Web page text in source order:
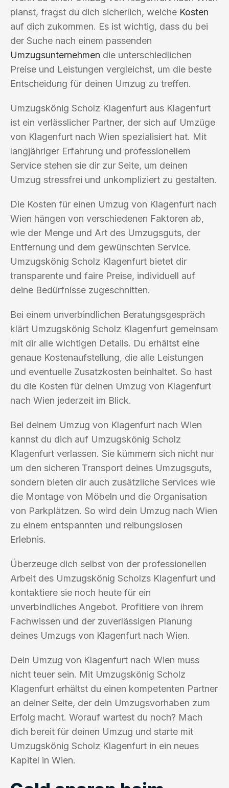
planst, fragst du dich sicherlich, welche Kosten
auf dich zukommen. Es ist wichtig, dass du bei
der Suche nach einem passenden
Umzugsunternehmen die unterschiedlichen
Preise und Leistungen vergleichst, um die beste
Entscheidung für deinen Umzug zu treffen.
Umzugskönig Scholz Klagenfurt aus Klagenfurt
ist ein verlässlicher Partner, der sich auf Umzüge
von Klagenfurt nach Wien spezialisiert hat. Mit
langjähriger Erfahrung und professionellem
Service stehen sie dir zur Seite, um deinen
Umzug stressfrei und unkompliziert zu gestalten.
Die Kosten für einen Umzug von Klagenfurt nach
Wien hängen von verschiedenen Faktoren ab,
wie der Menge und Art des Umzugsguts, der
Entfernung und dem gewünschten Service.
Umzugskönig Scholz Klagenfurt bietet dir
transparente und faire Preise, individuell auf
deine Bedürfnisse zugeschnitten.
Bei einem unverbindlichen Beratungsgespräch
klärt Umzugskönig Scholz Klagenfurt gemeinsam
mit dir alle wichtigen Details. Du erhältst eine
genaue Kostenaufstellung, die alle Leistungen
und eventuelle Zusatzkosten beinhaltet. So hast
du die Kosten für deinen Umzug von Klagenfurt
nach Wien jederzeit im Blick.
Bei deinem Umzug von Klagenfurt nach Wien
kannst du dich auf Umzugskönig Scholz
Klagenfurt verlassen. Sie kümmern sich nicht nur
um den sicheren Transport deines Umzugsguts,
sondern bieten dir auch zusätzliche Services wie
die Montage von Möbeln und die Organisation
von Parkplätzen. So wird dein Umzug nach Wien
zu einem entspannten und reibungslosen
Erlebnis.
Überzeuge dich selbst von der professionellen
Arbeit des Umzugskönig Scholzs Klagenfurt und
kontaktiere sie noch heute für ein
unverbindliches Angebot. Profitiere von ihrem
Fachwissen und der zuverlässigen Planung
deines Umzugs von Klagenfurt nach Wien.
Dein Umzug von Klagenfurt nach Wien muss
nicht teuer sein. Mit Umzugskönig Scholz
Klagenfurt erhältst du einen kompetenten Partner
an deiner Seite, der dein Umzugsvorhaben zum
Erfolg macht. Worauf wartest du noch? Mach
dich bereit für deinen Umzug und starte mit
Umzugskönig Scholz Klagenfurt in ein neues
Kapitel in Wien.